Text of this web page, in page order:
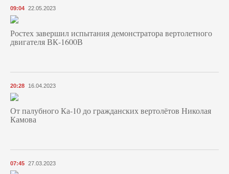
09:04 22.05.2023
Ростех завершил испытания демонстратора вертолетного
двигателя ВК-1600В
20:28 16.04.2023
От палубного Ка-10 до гражданских вертолётов Николая
Камова
07:45 27.03.2023